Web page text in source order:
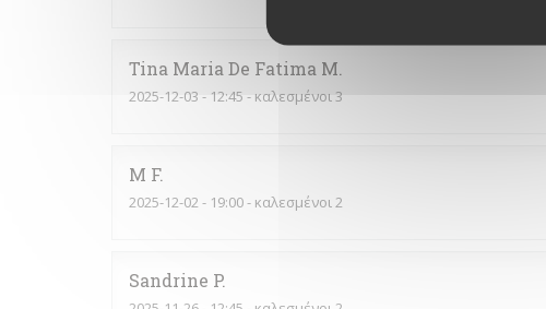
Tina Maria De Fatima M
2025-12-03 - 12:45 - καλεσμένοι 3
M F
2025-12-02 - 19:00 - καλεσμένοι 2
Sandrine P